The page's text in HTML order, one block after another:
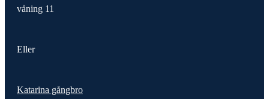
våning 11
Eller
Katarina gångbro